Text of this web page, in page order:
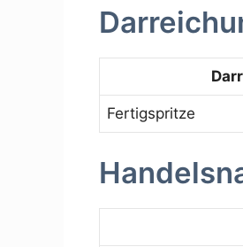
Fertigspritze